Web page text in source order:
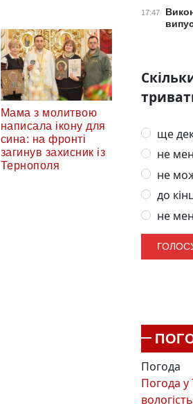
Мама з молитвою
написала ікону для
сина: на фронті
загинув захисник із
Тернополя
17:47
ще
не
не
до
не
Погода
Погода у